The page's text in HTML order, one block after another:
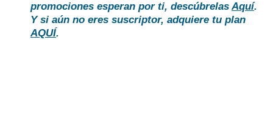
promociones esperan por ti, descúbrelasAquí.
Y si aún no eres suscriptor, adquiere tu plan
AQUÍ.